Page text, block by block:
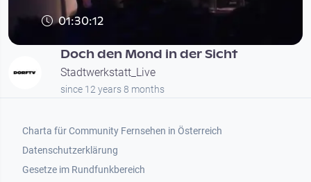
01:30:12
Doch den Mond in der Sicht
Stadtwerkstatt_Live
since 12 years 8 months
Footer 1
Charta für Community Fernsehen in Österreich
Datenschutzerklärung
Gesetze im Rundfunkbereich